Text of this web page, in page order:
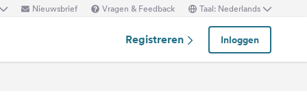
Nieuwsbrief Vragen & Feedback Taal: Nederlands
Registreren Inloggen